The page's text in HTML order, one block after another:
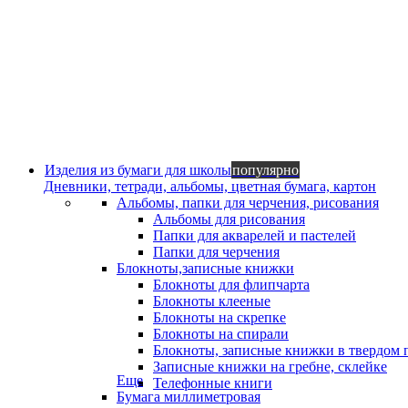
Изделия из бумаги для школыпопулярно
Дневники, тетради, альбомы, цветная бумага, картон
Альбомы, папки для черчения, рисования
Альбомы для рисования
Папки для акварелей и пастелей
Папки для черчения
Блокноты,записные книжки
Блокноты для флипчарта
Блокноты клееные
Блокноты на скрепке
Блокноты на спирали
Блокноты, записные книжки в твердом
Записные книжки на гребне, склейке
Телефонные книги
Еще
Бумага миллиметровая